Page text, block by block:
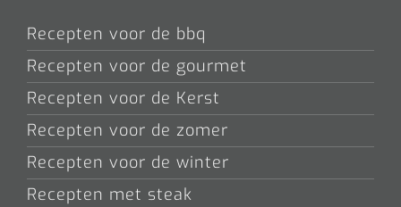
Recepten voor de bbq
Recepten voor de gourmet
Recepten voor de Kerst
Recepten voor de zomer
Recepten voor de winter
Recepten met steak